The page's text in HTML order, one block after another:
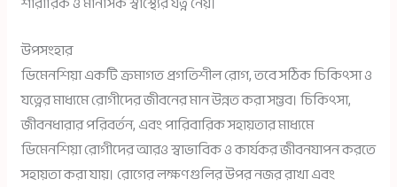
উপসংহার
ডিমেনশিয়া একটি ক্রমাগত প্রগতিশীল রোগ, তবে সঠিক চিকিৎসা ও
যত্নের মাধ্যমে রোগীদের জীবনের মান উন্নত করা সম্ভব। চিকিৎসা,
জীবনধারার পরিবর্তন, এবং পারিবারিক সহায়তার মাধ্যমে
ডিমেনশিয়া রোগীদের আরও স্বাভাবিক ও কার্যকর জীবনযাপন করতে
সহায়তা করা যায়। রোগের লক্ষণগুলির উপর নজর রাখা এবং